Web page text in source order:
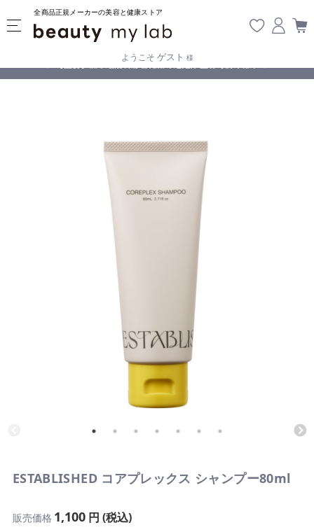
全商品正規メーカーの美容と健康ストア
ようこそ ゲスト 様
【重要】熊本地震の影響により遅延が生じております
ESTABLISHED コアプレックス シャンプー80ml
販売価格 1,100円 (税込)